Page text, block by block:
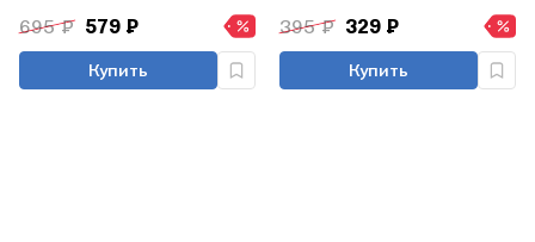
возраста. 6-7 лет. В 2-х
частях. Часть 1
695 ₽ 579 ₽
Купить
395 ₽ 329 ₽
Купить